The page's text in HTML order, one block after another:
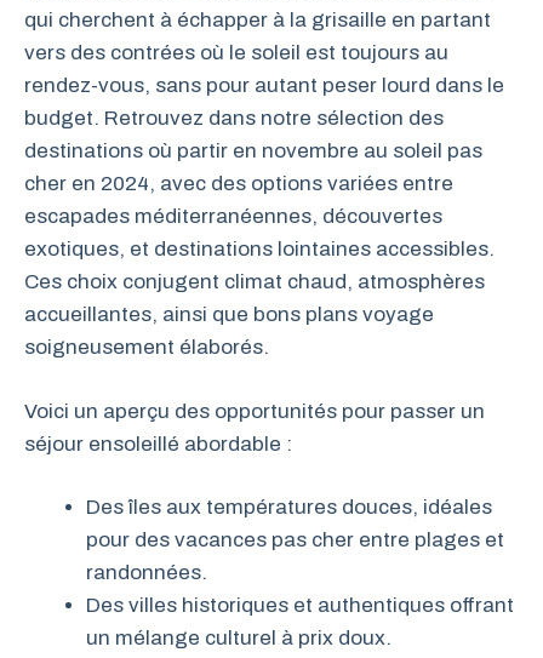
qui cherchent à échapper à la grisaille en partant
vers des contrées où le soleil est toujours au
rendez-vous, sans pour autant peser lourd dans le
budget. Retrouvez dans notre sélection des
destinations où partir en novembre au soleil pas
cher en 2024, avec des options variées entre
escapades méditerranéennes, découvertes
exotiques, et destinations lointaines accessibles.
Ces choix conjugent climat chaud, atmosphères
accueillantes, ainsi que bons plans voyage
soigneusement élaborés.
Voici un aperçu des opportunités pour passer un
séjour ensoleillé abordable :
Des îles aux températures douces, idéales
pour des vacances pas cher entre plages et
randonnées.
Des villes historiques et authentiques offrant
un mélange culturel à prix doux.